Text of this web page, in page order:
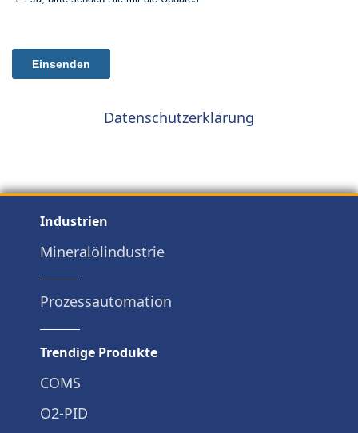
Datenschutzerklärung
Industrien
Mineralölindustrie
Prozessautomation
Trendige Produkte
COMS
O2-PID